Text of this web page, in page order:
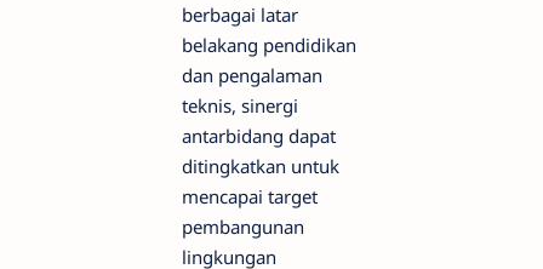
berbagai latar
belakang pendidikan
dan pengalaman
teknis, sinergi
antarbidang dapat
ditingkatkan untuk
mencapai target
pembangunan
lingkungan